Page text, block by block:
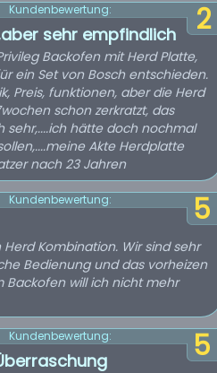
2
Kundenbewertung:
sehr empfindlich
Backofen mit Herd Platte,
ein Set von Bosch entschieden.
Preis, funktionen, aber die Herd
schon zerkratzt, das
sehr,....ich hätte doch nochmal
Akte Herdplatte
nach 23 Jahren
5
Kundenbewertung:
Kombination. Wir sind sehr
Bedienung und das vorheizen
Backofen will ich nicht mehr
5
Kundenbewertung: